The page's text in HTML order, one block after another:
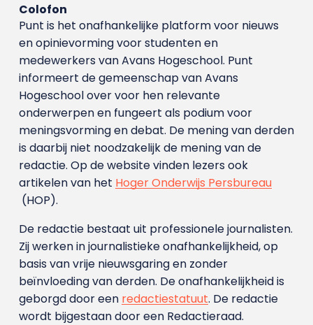
Colofon
Punt is het onafhankelijke platform voor nieuws
en opinievorming voor studenten en
medewerkers van Avans Hoge­school. Punt
informeert de gemeenschap van Avans
Hogeschool over voor hen relevante
onderwerpen en fungeert als podium voor
meningsvorming en debat. De mening van derden
is daarbij niet noodzakelijk de mening van de
redactie. Op de website vinden lezers ook
artikelen van het Hoger Onderwijs Persbureau
(HOP).
De redactie bestaat uit professionele journalisten.
Zij werken in journalistieke onafhankelijkheid, op
basis van vrije nieuwsgaring en zonder
beïnvloeding van derden. De onafhankelijkheid is
geborgd door een redactiestatuut. De redactie
wordt bijgestaan door een Redactieraad.